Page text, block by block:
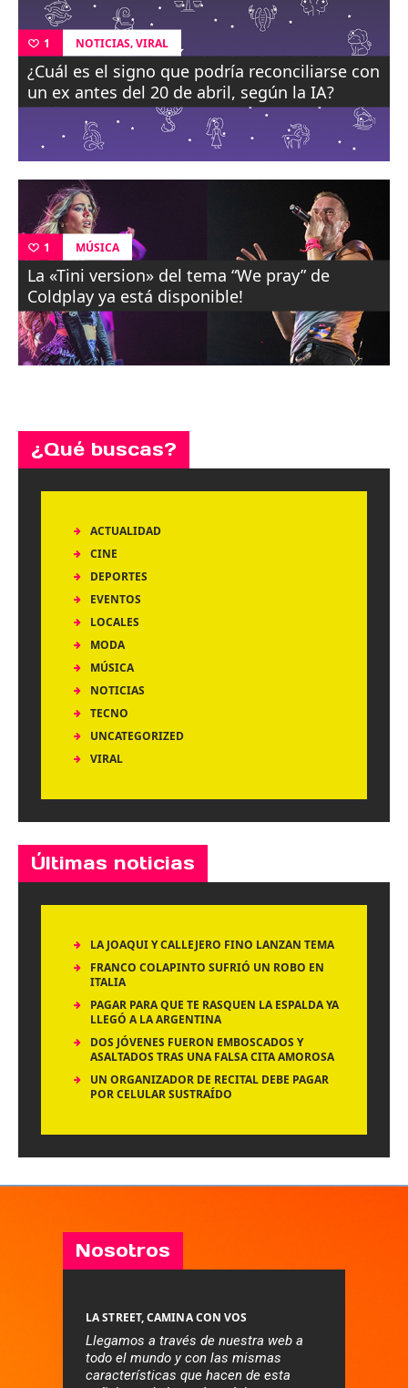
1 NOTICIAS,VIRAL
¿Cuál es el signo que podría reconciliarse con
un ex antes del 20 de abril, según la IA?
1 MÚSICA
La «Tini version» del tema “We pray” de
Coldplay ya está disponible!
¿Qué buscas?
ACTUALIDAD
CINE
DEPORTES
EVENTOS
LOCALES
MODA
MÚSICA
NOTICIAS
TECNO
UNCATEGORIZED
VIRAL
Últimas noticias
LA JOAQUI Y CALLEJERO FINO LANZAN TEMA
FRANCO COLAPINTO SUFRIÓ UN ROBO EN
ITALIA
PAGAR PARA QUE TE RASQUEN LA ESPALDA YA
LLEGÓ A LA ARGENTINA
DOS JÓVENES FUERON EMBOSCADOS Y
ASALTADOS TRAS UNA FALSA CITA AMOROSA
UN ORGANIZADOR DE RECITAL DEBE PAGAR
POR CELULAR SUSTRAÍDO
Nosotros
LA STREET, CAMINA CON VOS
Llegamos a través de nuestra web a
todo el mundo y con las mismas
características que hacen de esta